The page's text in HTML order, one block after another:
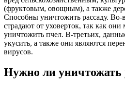
(фруктовым, овощным), а также
Способны уничтожить рассаду. Во-
страдают от уховерток, так как они
уничтожить пчел. В-третьих,
укусить, а также они являются
вирусов.
Нужно ли уничтожать